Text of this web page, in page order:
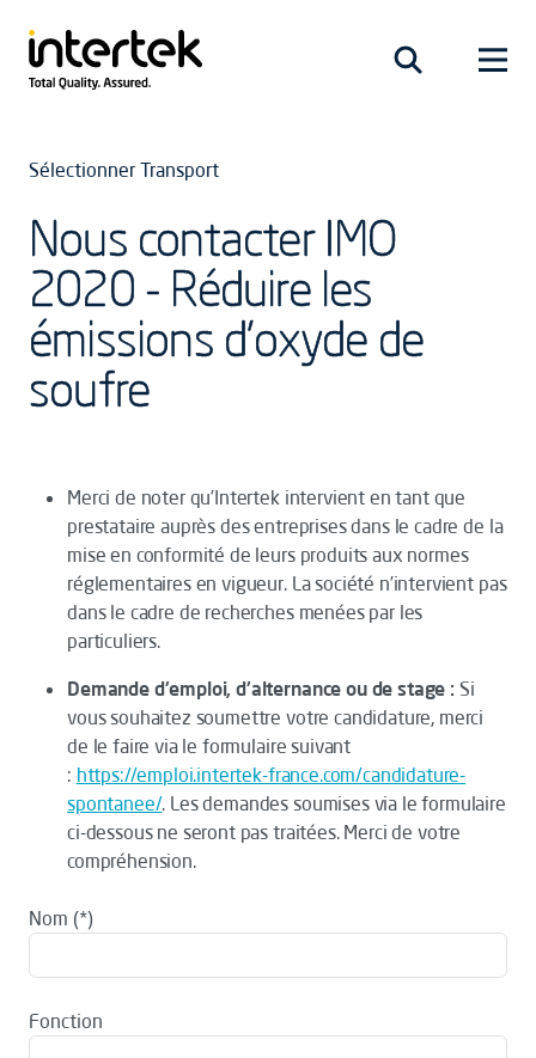
Sélectionner Transport
Nous contacter IMO
2020 - Réduire les
émissions d'oxyde de
soufre
Merci de noter qu’Intertek intervient en tant que
prestataire auprès des entreprises dans le cadre de la
mise en conformité de leurs produits aux normes
réglementaires en vigueur. La société n’intervient pas
dans le cadre de recherches menées par les
particuliers.
Demande d'emploi, d'alternance ou de stage : Si
vous souhaitez soumettre votre candidature, merci
de le faire via le formulaire suivant
: https://emploi.intertek-france.com/candidature-
spontanee/. Les demandes soumises via le formulaire
ci-dessous ne seront pas traitées. Merci de votre
compréhension.
Nom
Fonction